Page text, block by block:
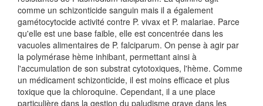
comme un schizonticide sanguin mais il a également
gamétocytocide activité contre P. vivax et P. malariae. Parce
qu'elle est une base faible, elle est concentrée dans les
vacuoles alimentaires de P. falciparum. On pense à agir par
la polymérase hème inhibant, permettant ainsi à
l'accumulation de son substrat cytotoxiques, l'hème. Comme
un médicament schizonticide, il est moins efficace et plus
toxique que la chloroquine. Cependant, il a une place
particulière dans la gestion du paludisme grave dans les